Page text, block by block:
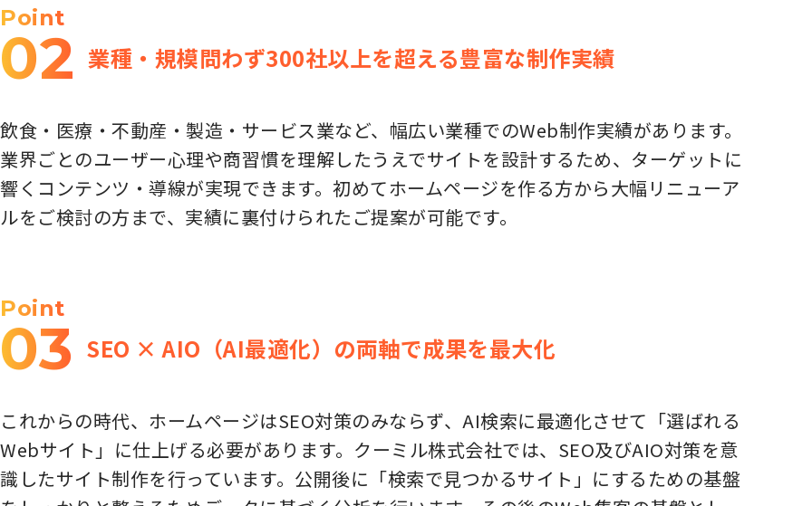
Point
02 業種・規模問わず300社以上を超える豊富な制作実績
飲食・医療・不動産・製造・サービス業など、幅広い業種でのWeb制作実績があります。
業界ごとのユーザー心理や商習慣を理解したうえでサイトを設計するため、ターゲットに
響くコンテンツ・導線が実現できます。初めてホームページを作る方から大幅リニューア
ルをご検討の方まで、実績に裏付けられたご提案が可能です。
Point
03 SEO × AIO（AI最適化）の両軸で成果を最大化
これからの時代、ホームページはSEO対策のみならず、AI検索に最適化させて「選ばれる
Webサイト」に仕上げる必要があります。クーミル株式会社では、SEO及びAIO対策を意
識したサイト制作を行っています。公開後に「検索で見つかるサイト」にするための基盤